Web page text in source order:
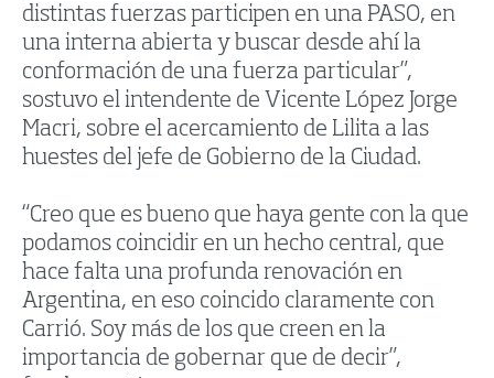
distintas fuerzas participen en una PASO, en
una interna abierta y buscar desde ahí la
conformación de una fuerza particular”,
sostuvo el intendente de Vicente López Jorge
Macri, sobre el acercamiento de Lilita a las
huestes del jefe de Gobierno de la Ciudad.
“Creo que es bueno que haya gente con la que
podamos coincidir en un hecho central, que
hace falta una profunda renovación en
Argentina, en eso coincido claramente con
Carrió. Soy más de los que creen en la
importancia de gobernar que de decir”,